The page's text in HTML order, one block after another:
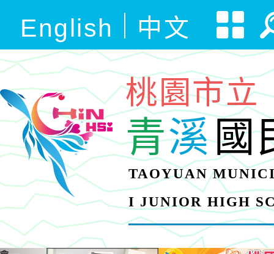
English 中文
桃園市立
青溪國
TAOYUAN
I JUNIOR HIGH